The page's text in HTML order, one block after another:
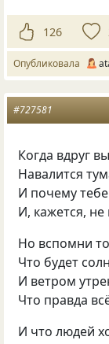
126
Опубликовала
#727581
Когда вдруг
Навалится
И почему
И, кажется,
Но вспомни
Что будет
И ветром
Что правда
И что людей